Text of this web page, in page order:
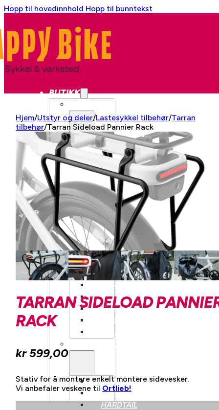
Hopp til hovedinnhold Hopp til bunntekst
BUTIKK
BYSYKKEL
GRAVEL
LANDEVEI
LANDEVEI
KLASSISK
LANDEVEI
AERO
LANDEVEI
TRACK/FIXIE
HARDTAIL
FULLDEMPET
DOWNHILL
DIRT
BALANSESYKKEL
ELSYKKEL
BY/HYBRIDSYKKEL
GRAVEL
HARDTAIL
Hjem/Utstyr og deler/Lastesykkel tilbehør/Tarran
tilbehør/Tarran Sideload Pannier Rack
TARRAN SIDELOAD
RACK
kr599,00
Stativ for å montere enkelt montere sidevesker.
Vi anbefaler veskene til Ortlieb!